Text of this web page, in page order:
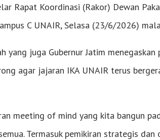
Rapat Koordinasi (Rakor) Dewan
C UNAIR, Selasa (23/6/2026)
yang juga Gubernur Jatim
agar jajaran IKA UNAIR terus
meeting of mind yang kita bangun
Termasuk pemikiran strategis